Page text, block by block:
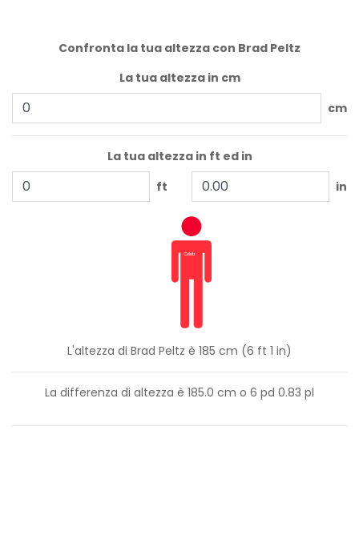
Confronta la tua altezza con Brad Peltz
La tua altezza in cm
cm
La tua altezza in ft ed in
ft
in
L'altezza di Brad Peltz è 185 cm (6 ft 1 in)
La differenza di altezza è 185.0 cm o 6 pd 0.83 pl